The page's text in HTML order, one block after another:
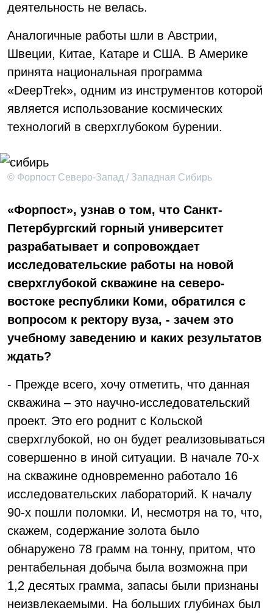
деятельность не велась.
Аналогичные работы шли в Австрии,
Швеции, Китае, Катаре и США. В Америке
принята национальная программа
«DeepTrek», одним из инструментов которой
является использование космических
технологий в сверхглубоком бурении.
© Форпост Северо-Запад / Западная Сибирь
«Форпост», узнав о том, что Санкт-
Петербургский горный университет
разрабатывает и сопровождает
исследовательские работы на новой
сверхглубокой скважине на северо-
востоке республики Коми, обратился с
вопросом к ректору вуза, - зачем это
учебному заведению и каких результатов
ждать?
- Прежде всего, хочу отметить, что данная
скважина – это научно-исследовательский
проект. Это его роднит с Кольской
сверхглубокой, но он будет реализовываться
совершенно в иной ситуации. В начале 70-х
на скважине одновременно работало 16
исследовательских лабораторий. К началу
90-х пошли поломки. И, несмотря на то, что,
скажем, содержание золота было
обнаружено 78 грамм на тонну, притом, что
рентабельная добыча была возможна при
1,2 десятых грамма, запасы были признаны
неизвлекаемыми. На больших глубинах был